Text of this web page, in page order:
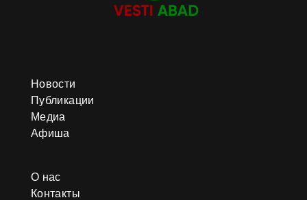
Новости
Публикации
Медиа
Афиша
О нас
Контакты